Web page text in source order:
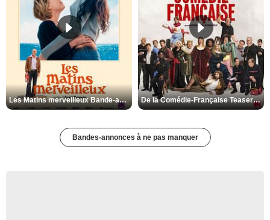
Les Matins merveilleux Bande-annonce VF De la Comédie-Française Teaser VF
Bandes-annonces à ne pas manquer